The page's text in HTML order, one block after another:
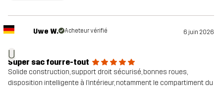
U
Uwe W. Acheteur vérifié 6 juin 2026
Super sac fourre-tout
Solide construction, support droit sécurisé, bonnes roues,
disposition intelligente à l’intérieur, notamment le compartiment du